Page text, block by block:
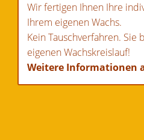
Wir fertigen Ihnen Ihre
Ihrem eigenen Wachs.
Kein Tauschverfahren. Sie
eigenen Wachskreislauf!
Weitere Informationen